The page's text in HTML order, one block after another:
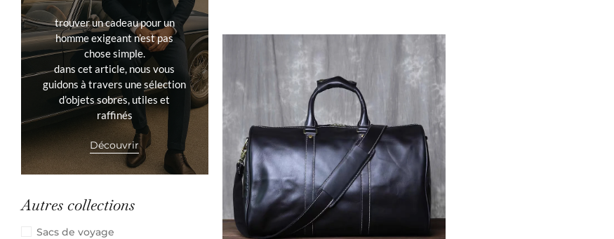
trouver un cadeau pour un
homme exigeant n’est pas
chose simple.
dans cet article, nous vous
guidons à travers une sélection
d’objets sobres, utiles et
raffinés
Découvrir
Autres collections
Sacs de voyage